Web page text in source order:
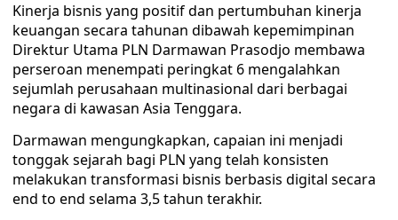
Kinerja bisnis yang positif dan pertumbuhan kinerja
keuangan secara tahunan dibawah kepemimpinan
Direktur Utama PLN Darmawan Prasodjo membawa
perseroan menempati peringkat 6 mengalahkan
sejumlah perusahaan multinasional dari berbagai
negara di kawasan Asia Tenggara.
Darmawan mengungkapkan, capaian ini menjadi
tonggak sejarah bagi PLN yang telah konsisten
melakukan transformasi bisnis berbasis digital secara
end to end selama 3,5 tahun terakhir.